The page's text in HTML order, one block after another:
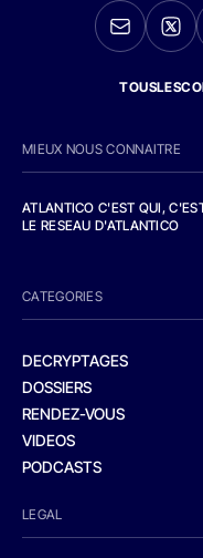
MIEUX NOUS CONNAITRE
ATLANTICO C'EST QUI,
LE RESEAU D'ATLANTICO
CATEGORIES
DECRYPTAGES
DOSSIERS
RENDEZ-VOUS
VIDEOS
PODCASTS
LEGAL